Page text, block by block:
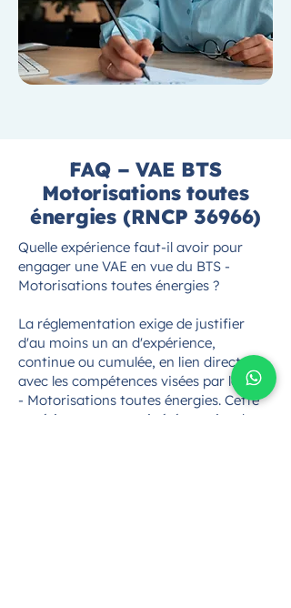
FAQ – VAE BTS
Motorisations toutes
énergies (RNCP 36966)
Quelle expérience faut-il avoir pour
engager une VAE en vue du BTS -
Motorisations toutes énergies ?
La réglementation exige de justifier
d'au moins un an d'expérience,
continue ou cumulée, en lien direct
avec les compétences visées par le BTS
- Motorisations toutes énergies. Cette
expérience peut avoir été acquise dans